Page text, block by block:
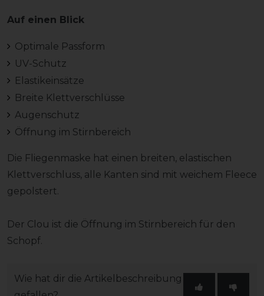
Auf einen Blick
Optimale Passform
UV-Schutz
Elastikeinsätze
Breite Klettverschlüsse
Augenschutz
Öffnung im Stirnbereich
Die Fliegenmaske hat einen breiten, elastischen
Klettverschluss, alle Kanten sind mit weichem Fleece
gepolstert.
Der Clou ist die Öffnung im Stirnbereich für den
Schopf.
Wie hat dir die Artikelbeschreibung